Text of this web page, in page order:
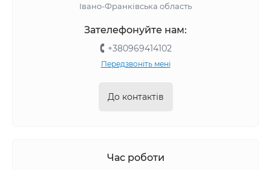
Івано-Франківська область
Зателефонуйте нам:
+380969414102
Передзвоніть мені
До контактів
Час роботи